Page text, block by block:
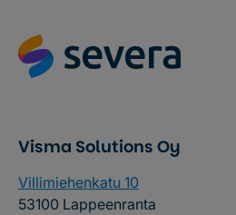
Visma Solutions Oy
Villimiehenkatu 10
53100 Lappeenranta